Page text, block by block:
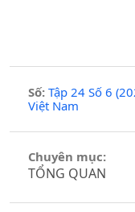
Số: Tập 24 Số 6
Việt Nam
Chuyên mục:
TỔNG QUAN